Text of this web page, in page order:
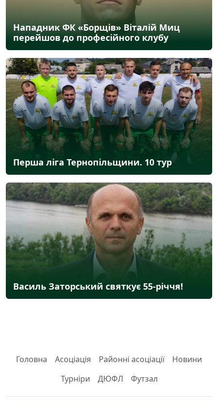
Нападник ФК «Борщів» Віталій Миц
перейшов до професійного клубу
Перша ліга Тернопільщини. 10 тур
Василь Заторський святкує 55-річчя!
Головна Асоціація Районні асоціації
Новини
Турніри
ДЮФЛ Футзал